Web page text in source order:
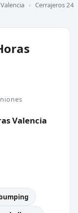
› Cerrajeros 24
Valencia